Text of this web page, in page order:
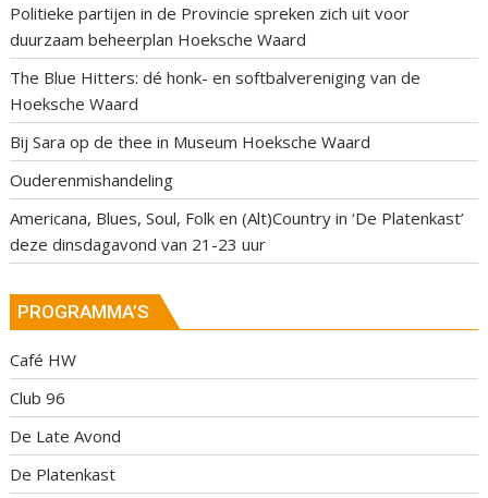
Politieke partijen in de Provincie spreken zich uit voor
duurzaam beheerplan Hoeksche Waard
The Blue Hitters: dé honk- en softbalvereniging van de
Hoeksche Waard
Bij Sara op de thee in Museum Hoeksche Waard
Ouderenmishandeling
Americana, Blues, Soul, Folk en (Alt)Country in ‘De Platenkast’
deze dinsdagavond van 21-23 uur
PROGRAMMA’S
Café HW
Club 96
De Late Avond
De Platenkast